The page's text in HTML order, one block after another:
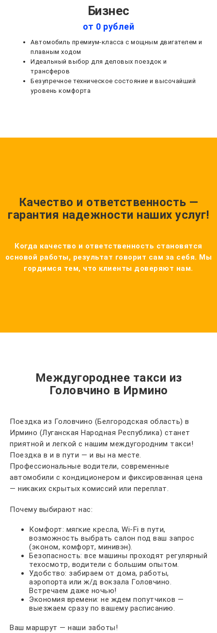
Бизнес
от 0 рублей
Автомобиль премиум-класса с мощным двигателем и
плавным ходом
Идеальный выбор для деловых поездок и
трансферов
Безупречное техническое состояние и высочайший
уровень комфорта
Качество и ответственность —
гарантия надежности наших услуг!
Когда качество и ответственность становятся
основой работы, результат говорит сам за себя. Мы
гордимся тем, что клиенты доверяют нам.
Междугороднее такси из
Головчино в Ирмино
Поездка из Головчино (Белгородская область) в
Ирмино (Луганская Народная Республика) станет
приятной и легкой с нашим междугородним такси!
Поездка в и в пути — и вы на месте.
Профессиональные водители, современные
автомобили с кондиционером и фиксированная цена
— никаких скрытых комиссий или переплат.
Почему выбирают нас:
Комфорт: мягкие кресла, Wi-Fi в пути,
возможность выбрать салон под ваш запрос
(эконом, комфорт, минивэн).
Безопасность: все машины проходят регулярный
техосмотр, водители с большим опытом.
Удобство: забираем от дома, работы,
аэропорта или ж/д вокзала Головчино.
Встречаем даже ночью!
Экономия времени: не ждем попутчиков —
выезжаем сразу по вашему расписанию.
Ваш маршрут — наши заботы!